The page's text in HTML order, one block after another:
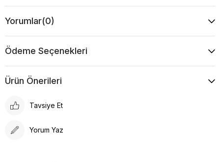
Yorumlar(0)
Ödeme Seçenekleri
Ürün Önerileri
Tavsiye Et
Yorum Yaz